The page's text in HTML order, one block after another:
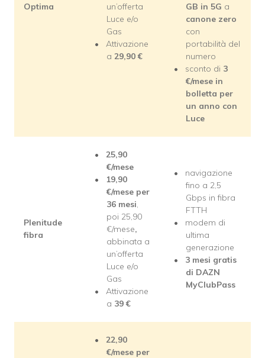
Optima
un’offerta
Luce e/o
Gas
Attivazione
a 29,90€
GB in 5G a
canone zero
con
portabilità del
numero
sconto di 3
€/mese in
bolletta per
un anno con
Luce
Plenitude
fibra
25,90
€/mese
19,90
€/mese per
36 mesi
poi 25,90
€/mese,
abbinata a
un’offerta
Luce e/o
Gas
Attivazione
a 39€
navigazione
fino a 2,5
Gbps in fibra
FTTH
modem di
ultima
generazione
3 mesi gratis
di DAZN
MyClubPass
22,90
€/mese per